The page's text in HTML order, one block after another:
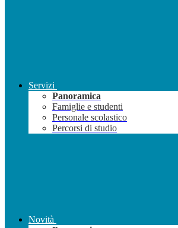
Servizi
Panoramica
Famiglie e studenti
Personale scolastico
Percorsi di studio
Novità